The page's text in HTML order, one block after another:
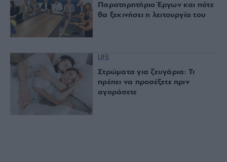
Παρατηρητήριο Έργων και πότε
θα ξεκινήσει η λειτουργία του
LIFE
Στρώματα για ζευγάρια: Τι
πρέπει να προσέξετε πριν
αγοράσετε